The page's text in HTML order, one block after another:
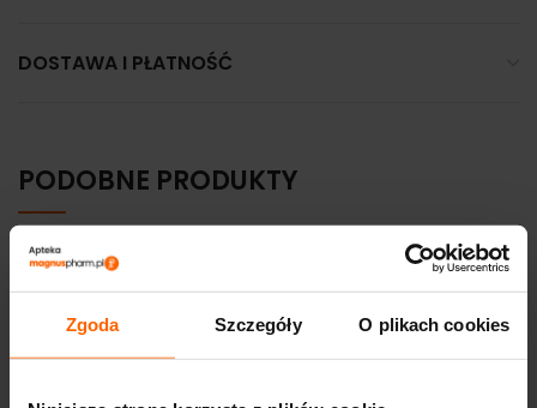
Zgoda Szczegóły O plikach cookies
DOSTAWA I PŁATNOŚĆ
PODOBNE PRODUKTY